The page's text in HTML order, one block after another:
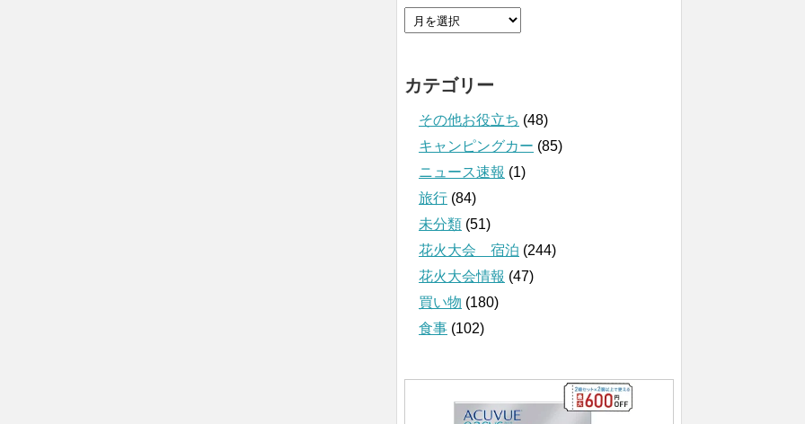
カテゴリー
その他お役立ち (48)
キャンピングカー (85)
ニュース速報 (1)
旅行 (84)
未分類 (51)
花火大会 宿泊 (244)
花火大会情報 (47)
買い物 (180)
食事 (102)